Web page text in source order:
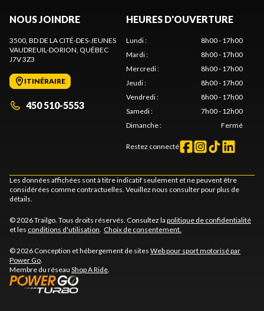
NOUS JOINDRE
3500, BD DE LA CITÉ-DES-JEUNES
VAUDREUIL-DORION, QUÉBEC
J7V 3Z3
ITINÉRAIRE
450 510-5553
HEURES D'OUVERTURE
Lundi:
8h00 - 17h00
Mardi:
8h00 - 17h00
Mercredi:
8h00 - 17h00
Jeudi:
8h00 - 17h00
Vendredi:
8h00 - 17h00
Samedi:
7h00 - 12h00
Dimanche: Fermé
Restez connecté
Les données affichées sont à titre indicatif seulement et ne peuvent être
considérées comme contractuelles. Veuillez nous consulter pour plus de
détails.
© 2026 Trailgo. Tous droits réservés. Consultez la politique de confidentialité
et les conditions d'utilisation. Choix de consentement.
© 2026 Conception et hébergement de sites Web pour sport motorisé par
Power Go.
Membre du réseau Shop A Ride.